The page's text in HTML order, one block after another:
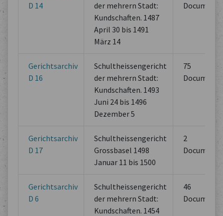
D 14
der mehrern Stadt:
Kundschaften. 1487
April 30 bis 1491
März 14
Documents
Gerichtsarchiv
D 16
Schultheissengericht
der mehrern Stadt:
Kundschaften. 1493
Juni 24 bis 1496
Dezember 5
75
Documents
Gerichtsarchiv
D 17
Schultheissengericht
Grossbasel 1498
Januar 11 bis 1500
2
Documents
Gerichtsarchiv
D 6
Schultheissengericht
der mehrern Stadt:
Kundschaften. 1454
46
Documents